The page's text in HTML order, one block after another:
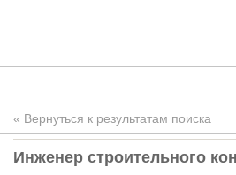
« Вернуться к результатам поиска
Инженер строительного